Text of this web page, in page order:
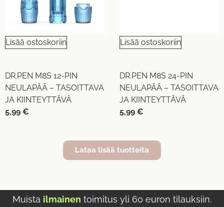
Lisää ostoskoriin
DR.PEN M8S 12-PIN
NEULAPÄÄ – TASOITTAVA
JA KIINTEYTTÄVÄ
5,99 €
Lisää ostoskoriin
DR.PEN M8S 24-PIN
NEULAPÄÄ – TASOITTAVA
JA KIINTEYTTÄVÄ
5,99 €
Lataa lisää tuotteita
Muista ilmainen toimitus yli 60 euron tilauksiin.